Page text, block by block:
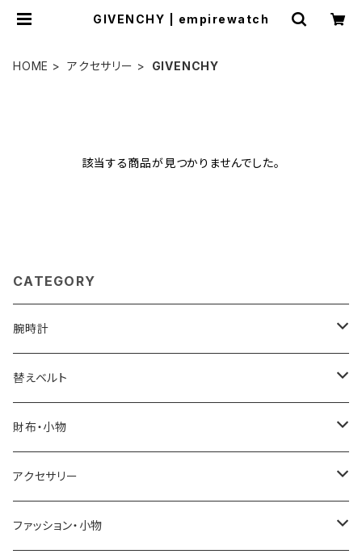
GIVENCHY | empirewatch
HOME アクセサリー GIVENCHY
該当する商品が見つかりませんでした。
CATEGORY
腕時計
ELGIN
SALVATORE MARRA
CASIO
GRANDEUR
替えベルト
COACH
DANIEL WELLINGTON
LACOSTE
財布・小物
SONNE
DUCT
アクセサリー
GUCCI
ファッション・小物